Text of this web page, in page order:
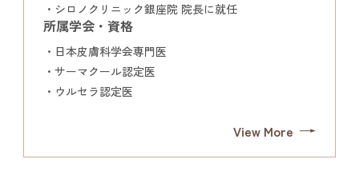
シロノクリニック銀座院 院長に就任
所属学会・資格
日本皮膚科学会専門医
サーマクール認定医
ウルセラ認定医
View More